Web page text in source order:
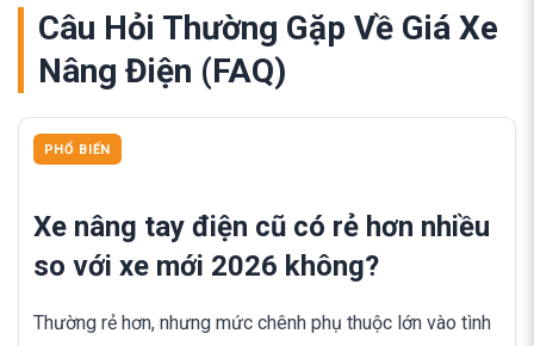
Câu Hỏi Thường Gặp Về Giá Xe
Nâng Điện (FAQ)
PHỔ BIẾN
Xe nâng tay điện cũ có rẻ hơn nhiều
so với xe mới 2026 không?
Thường rẻ hơn, nhưng mức chênh phụ thuộc lớn vào tình